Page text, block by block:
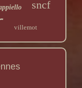
sncf
villemot